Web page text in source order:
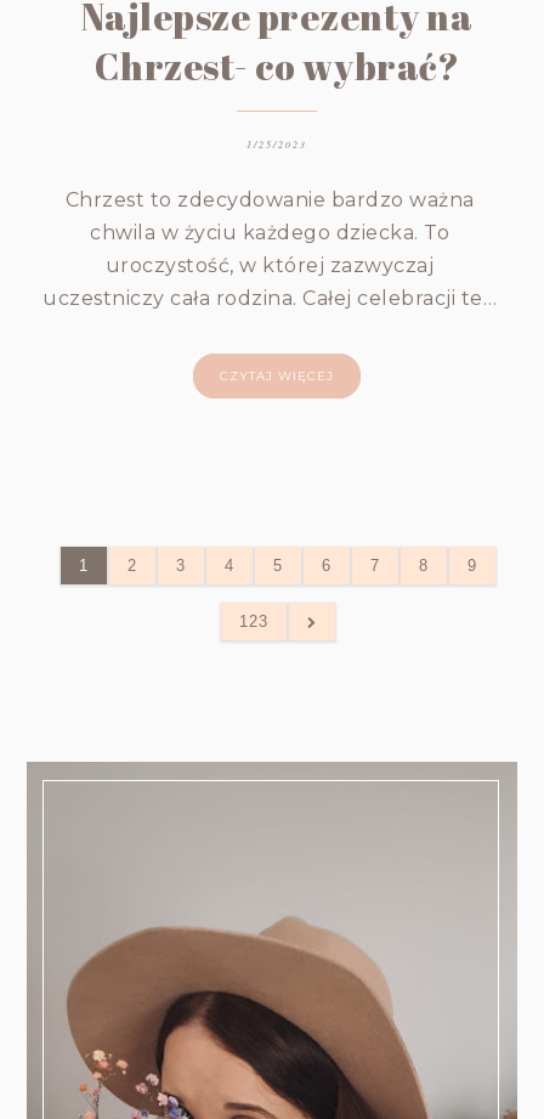
Najlepsze prezenty na
Chrzest- co wybrać?
1/25/2023
Chrzest to zdecydowanie bardzo ważna
chwila w życiu każdego dziecka. To
uroczystość, w której zazwyczaj
uczestniczy cała rodzina. Całej celebracji te…
CZYTAJ WIĘCEJ
1 2 3 4 5 6 7 8 9
123